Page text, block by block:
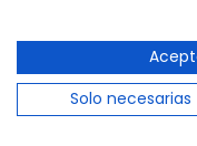
from a field
schools.
http://
Solo necesarias